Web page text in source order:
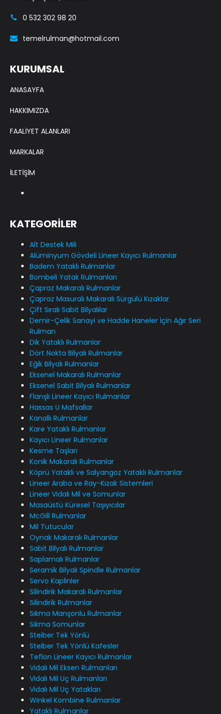
0 532 302 98 20
temelrulman@hotmail.com
KURUMSAL
ANASAYFA
HAKKIMIZDA
FAALİYET ALANLARI
MARKALAR
İLETİŞİM
KATEGORİLER
Alt Destek Mili
Alüminyum Gövdeli Lineer Kayıcı Rulmanlar
Badem Yataklı Rulmanlar
Bombeli Yatak Rulmanları
Çapraz Makaralı Rulmanlar
Çapraz Masuralı Makaralı Sürgülü Kızaklar
Çift Sıralı Sabit Bilyalılar
Demir-Çelik Sanayi ve Hadde Haneler İçin Ağır Seri
Rulman
Dik Yataklı Rulmanlar
Dört Nokta Bilyalı Rulmanlar
Eğik Bilyalı Rulmanlar
Eksenel Makaralı Rulmanlar
Eksenel Sabit Bilyalı Rulmanlar
Flanşlı Lineer Kayıcı Rulmanlar
Hassas U Mafsallar
Kanallı Rulmanlar
Kare Yataklı Rulmanlar
Kayıcı Lineer Rulmanlar
Kesme Taşları
Konik Makaralı Rulmanlar
Köprü Yataklı ve Salyangoz Yataklı Rulmanlar
Lineer Araba ve Ray-Kızak Sistemleri
Lineer Vidalı Mil ve Somunlar
Masaüstü Küresel Taşıyıcılar
McGill Rulmanlar
Mil Tutucular
Oynak Makaralı Rulmanlar
Sabit Bilyalı Rulmanlar
Saplamalı Rulmanlar
Seramik Bilyalı Spindle Rulmanlar
Servo Kaplinler
Silindirik Makaralı Rulmanlar
Silindirik Rulmanlar
Sıkma Manşonlu Rulmanlar
Sıkma Somunlar
Steiber Tek Yönlü
Steiber Tek Yönlü Kafesler
Teflon Lineer Kayıcı Rulmanlar
Vidalı Mil Eksen Rulmanları
Vidalı Mil Uç Rulmanları
Vidalı Mil Uç Yatakları
Winkel Kombine Rulmanlar
Yataklı Rulmanlar